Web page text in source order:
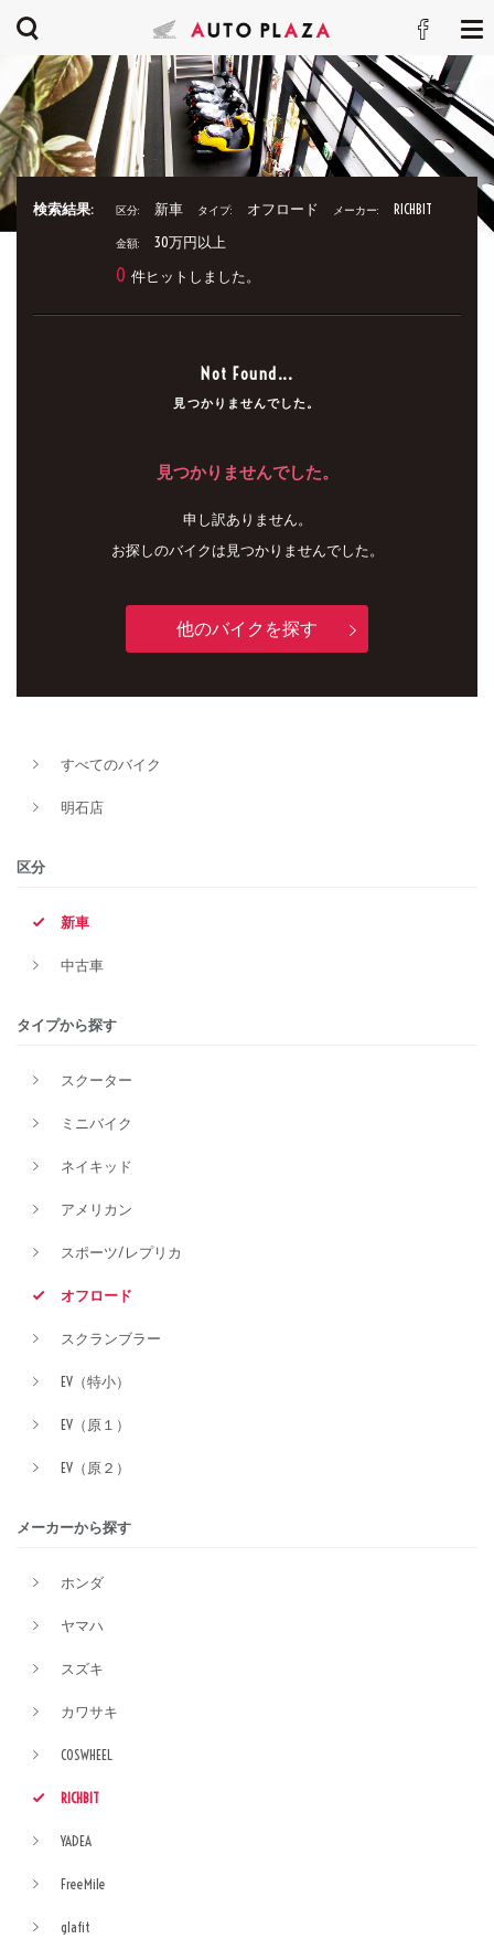
検索結果: 区分: 新車 タイプ: オフロード メーカー: RICHBIT
金額: 30万円以上
0 件ヒットしました。
Not Found...
見つかりませんでした。
見つかりませんでした。
申し訳ありません。
お探しのバイクは見つかりませんでした。
他のバイクを探す
すべてのバイク
明石店
区分
新車
中古車
タイプから探す
スクーター
ミニバイク
ネイキッド
アメリカン
スポーツ/レプリカ
オフロード
スクランブラー
EV（特小）
EV（原１）
EV（原２）
メーカーから探す
ホンダ
ヤマハ
スズキ
カワサキ
COSWHEEL
RICHBIT
YADEA
FreeMile
glafit
新車
タイプ
価格